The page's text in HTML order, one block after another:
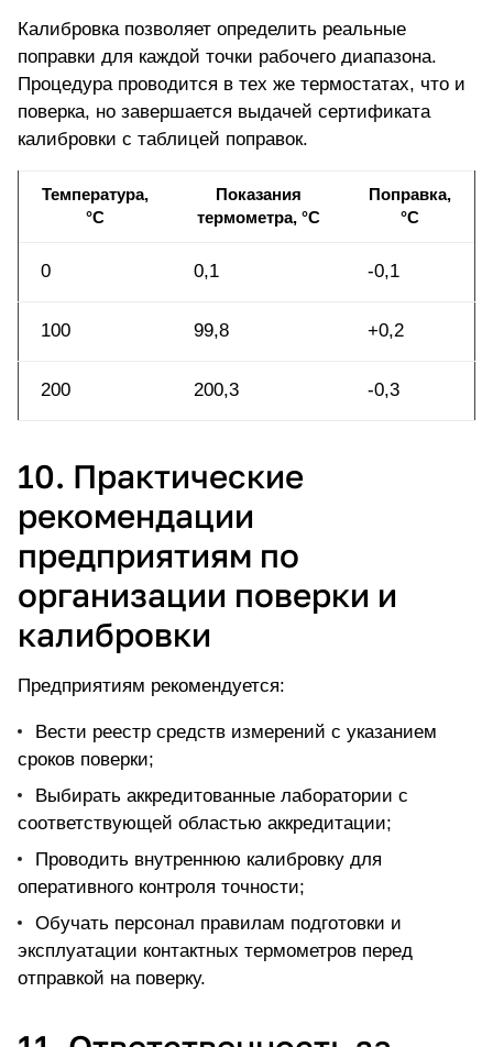
Калибровка позволяет определить реальные
поправки для каждой точки рабочего диапазона.
Процедура проводится в тех же термостатах, что и
поверка, но завершается выдачей сертификата
калибровки с таблицей поправок.
Температура,
°C
Показания
термометра, °C
Поправка,
°C
0 0,1 -0,1
100 99,8 +0,2
200 200,3 -0,3
10. Практические
рекомендации
предприятиям по
организации поверки и
калибровки
Предприятиям рекомендуется:
Вести реестр средств измерений с указанием
сроков поверки;
Выбирать аккредитованные лаборатории с
соответствующей областью аккредитации;
Проводить внутреннюю калибровку для
оперативного контроля точности;
Обучать персонал правилам подготовки и
эксплуатации контактных термометров перед
отправкой на поверку.